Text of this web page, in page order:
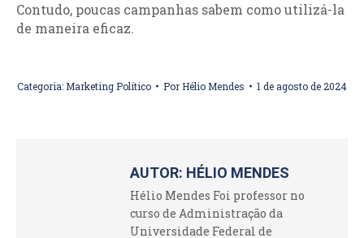
Contudo, poucas campanhas sabem como utilizá-la
de maneira eficaz.
Categoria: Marketing Político PorHélio Mendes 1 de agosto de 2024
AUTOR: HÉLIO MENDES
Hélio Mendes Foi professor no
curso de Administração da
Universidade Federal de